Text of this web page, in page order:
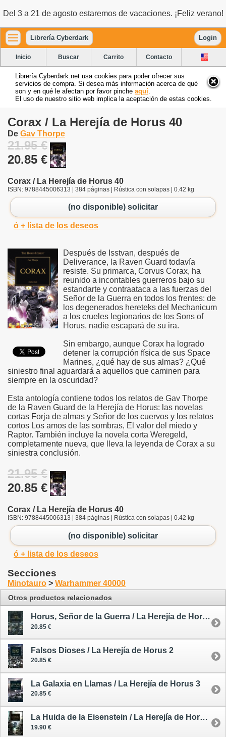
Del 3 a 21 de agosto estaremos de vacaciones. ¡Feliz verano!
Librería Cyberdark Login
Inicio Buscar Carrito Contacto
Librería Cyberdark.net usa cookies para poder ofrecer sus
servicios de compra. Si desea más información acerca de qué
son y en qué le afectan por favor pinche aquí
El uso de nuestro sitio web implica la aceptación de estas cookies.
Corax / La Herejía de Horus 40
De Gav Thorpe
21.95 €
20.85 €
Corax / La Herejía de Horus 40
ISBN: 9788445006313 | 384 páginas | Rústica con solapas | 0.42 kg
(no disponible) solicitar
ó + lista de los deseos
Después de Isstvan, después de
Deliverance, la Raven Guard todavía
resiste. Su primarca, Corvus Corax, ha
reunido a incontables guerreros bajo su
estandarte y contraataca a las fuerzas del
Señor de la Guerra en todos los frentes: de
los degenerados hereteks del Mechanicum
a los crueles legionarios de los Sons of
Horus, nadie escapará de su ira.
Sin embargo, aunque Corax ha logrado
detener la corrupción física de sus Space
Marines, ¿qué hay de sus almas? ¿Qué
siniestro final aguardará a aquellos que caminen para
siempre en la oscuridad?
Esta antología contiene todos los relatos de Gav Thorpe
de la Raven Guard de la Herejía de Horus: las novelas
cortas Forja de almas y Señor de los cuervos y los relatos
cortos Los amos de las sombras, El valor del miedo y
Raptor. También incluye la novela corta Weregeld,
completamente nueva, que lleva la leyenda de Corax a su
siniestra conclusión.
21.95 €
20.85 €
Corax / La Herejía de Horus 40
ISBN: 9788445006313 | 384 páginas | Rústica con solapas | 0.42 kg
(no disponible) solicitar
ó + lista de los deseos
Secciones
Minotauro > Warhammer 40000
Otros productos relacionados
Horus, Señor de la Guerra / La Herejía de Horus 1
20.85 €
Falsos Dioses / La Herejía de Horus 2
20.85 €
La Galaxia en Llamas / La Herejía de Horus 3
20.85 €
La Huida de la Eisenstein / La Herejía de Horus 4
19.90 €